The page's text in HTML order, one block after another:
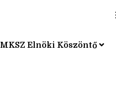
MKSZ Elnöki Köszöntő